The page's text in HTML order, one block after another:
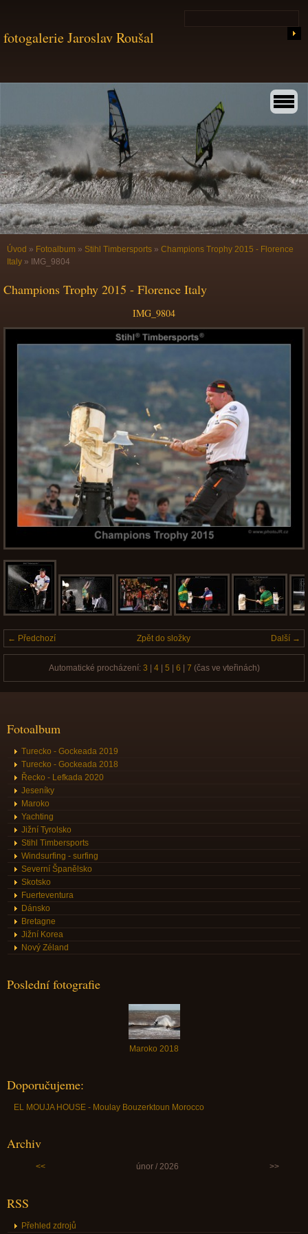
fotogalerie Jaroslav Roušal
Úvod » Fotoalbum » Stihl Timbersports » Champions Trophy 2015 - Florence
Italy » IMG_9804
Champions Trophy 2015 - Florence Italy
IMG_9804
← Předchozí Další →
Zpět do složky
Automatické procházení: 3 4| 5 6 7 (čas ve vteřinách)
Fotoalbum
Turecko - Gockeada 2019
Turecko - Gockeada 2018
Řecko - Lefkada 2020
Jeseníky
Maroko
Yachting
Jižní Tyrolsko
Stihl Timbersports
Windsurfing - surfing
Severní Španělsko
Skotsko
Fuerteventura
Dánsko
Bretagne
Jižní Korea
Nový Zéland
Poslední fotografie
Maroko 2018
Doporučujeme:
EL MOUJA HOUSE - Moulay Bouzerktoun Morocco
Archiv
<< únor / 2026 >>
RSS
Přehled zdrojů